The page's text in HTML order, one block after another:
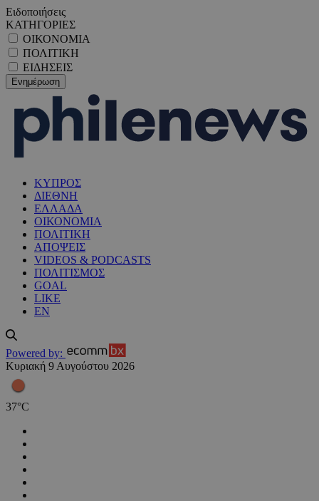
Ειδοποιήσεις
ΚΑΤΗΓΟΡΙΕΣ
ΟΙΚΟΝΟΜΙΑ
ΠΟΛΙΤΙΚΗ
ΕΙΔΗΣΕΙΣ
ΚΥΠΡΟΣ
ΔΙΕΘΝΗ
ΕΛΛΑΔΑ
ΟΙΚΟΝΟΜΙΑ
ΠΟΛΙΤΙΚΗ
ΑΠΟΨΕΙΣ
VIDEOS & PODCASTS
ΠΟΛΙΤΙΣΜΟΣ
GOAL
LIKE
EN
Powered by:
Κυριακή 9 Αυγούστου 2026
37°C